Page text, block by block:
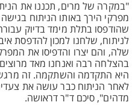
מפרקי הירך באותו הניתוח
שהודפסו בתלת מימד בדיוק
לניתוח, שלחנו למכון להדפסת
שלה, והם יצרו והדפיסו את
בהצלחה רבה ואנחנו מאד
היא התקדמה והשתקמה. זה
לאחר הניתוח כבר עושה את
מדהים", סיכם ד"ר דראושה.